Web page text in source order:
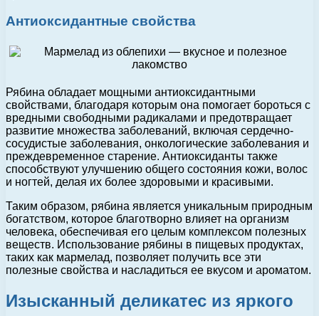
Антиоксидантные свойства
Рябина обладает мощными антиоксидантными
свойствами, благодаря которым она помогает бороться с
вредными свободными радикалами и предотвращает
развитие множества заболеваний, включая сердечно-
сосудистые заболевания, онкологические заболевания и
преждевременное старение. Антиоксиданты также
способствуют улучшению общего состояния кожи, волос
и ногтей, делая их более здоровыми и красивыми.
Таким образом, рябина является уникальным природным
богатством, которое благотворно влияет на организм
человека, обеспечивая его целым комплексом полезных
веществ. Использование рябины в пищевых продуктах,
таких как мармелад, позволяет получить все эти
полезные свойства и насладиться ее вкусом и ароматом.
Изысканный деликатес из яркого